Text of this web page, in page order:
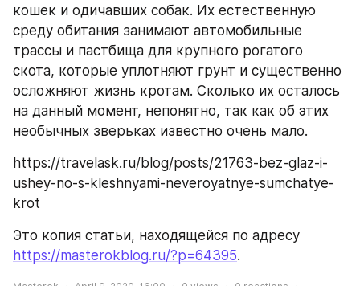
кошек и одичавших собак. Их естественную
среду обитания занимают автомобильные
трассы и пастбища для крупного рогатого
скота, которые уплотняют грунт и существенно
осложняют жизнь кротам. Сколько их осталось
на данный момент, непонятно, так как об этих
необычных зверьках известно очень мало.
https://travelask.ru/blog/posts/21763-bez-glaz-i-
ushey-no-s-kleshnyami-neveroyatnye-sumchatye-
krot
https://masterokblog.ru/?p=64395.